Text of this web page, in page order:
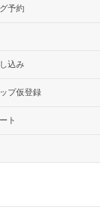
予約
込み
プ仮登録
ト